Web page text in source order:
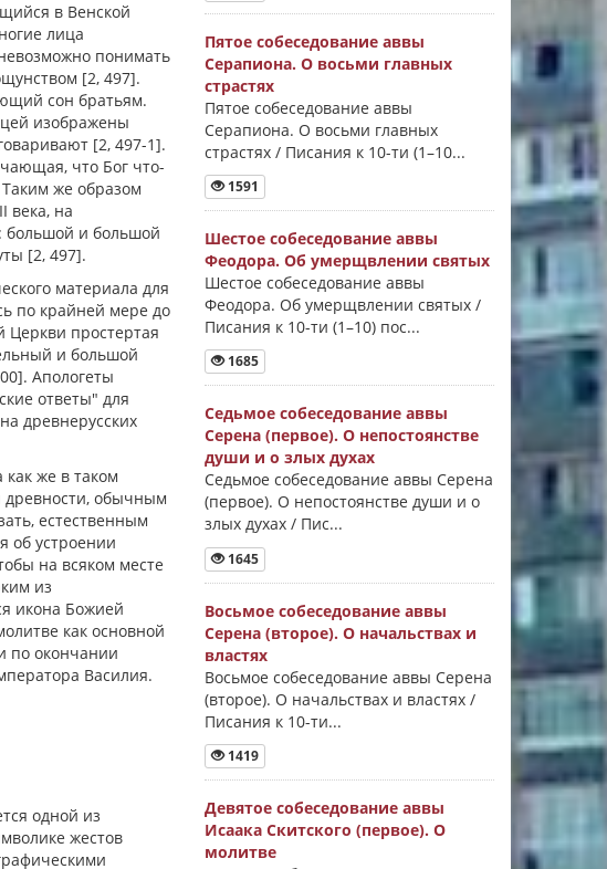
в Венской
лица
понимать
[2, 497].
сон братьям.
изображены
[2, 497-1].
что Бог что-
же образом
века, на
большой и большой
[2, 497].
материала для
по крайней мере до
Церкви простертая
и большой
Апологеты
ответы" для
древнерусских
же в таком
древности, обычным
естественным
об устроении
на всяком месте
из
икона Божией
как основной
по окончании
Василия.
одной из
жестов
Пятое собеседование аввы
Серапиона. О восьми главных
страстях
Пятое собеседование аввы
Серапиона. О восьми главных
страстях / Писания к 10-ти (1–10...
1591
Шестое собеседование аввы
Феодора. Об умерщвлении святых
Шестое собеседование аввы
Феодора. Об умерщвлении святых /
Писания к 10-ти (1–10) пос...
1685
Седьмое собеседование аввы
Серена (первое). О непостоянстве
души и о злых духах
Седьмое собеседование аввы Серена
(первое). О непостоянстве души и о
злых духах / Пис...
1645
Восьмое собеседование аввы
Серена (второе). О начальствах и
властях
Восьмое собеседование аввы Серена
(второе). О начальствах и властях /
Писания к 10-ти...
1419
Девятое собеседование аввы
Исаака Скитского (первое). О
молитве